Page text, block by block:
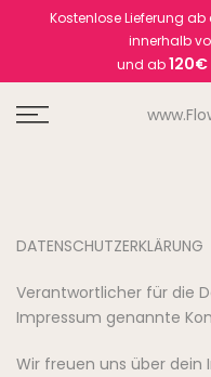
Kostenlose Lieferung
innerhalb
und ab120€
DATENSCHUTZERKLÄRUNG
Verantwortlicher für die
Impressum genannte
Wir freuen uns über